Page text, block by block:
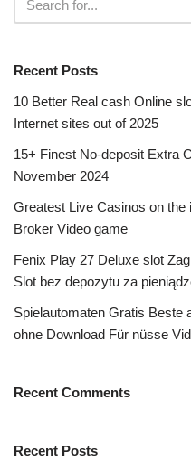
Recent Posts
10 Better Real cash Online
Internet sites out of 2025
15+ Finest No-deposit Extra
November 2024
Greatest Live Casinos on
Broker Video game
Fenix Play 27 Deluxe slot
Slot bez depozytu za
Spielautomaten Gratis Beste
ohne Download Für nüsse
Recent Comments
Recent Posts